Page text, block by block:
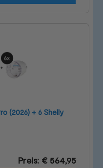
(2026) + 6 Shelly
Preis: € 564,95